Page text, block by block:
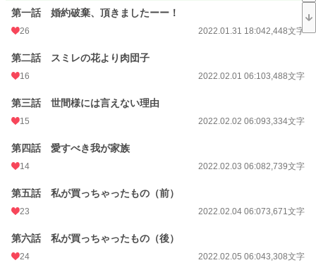
ーーー
R15版完結しました。
完結後、猫の日のSSを一番最後に移動しました。
ケンカップルが書きたい一心で書いています。
小説 30,977 位 / 228,849 件
恋愛
お気に入り 901
文字数 118,153
第一話 婚約破棄、頂きましたーー！
26 2022.01.31 18:042,448文字
第二話 スミレの花より肉団子
16 2022.02.01 06:103,488文字
第三話 世間様には言えない理由
15 2022.02.02 06:093,334文字
第四話 愛すべき我が家族
14 2022.02.03 06:082,739文字
第五話 私が買っちゃったもの（前）
23 2022.02.04 06:073,671文字
第六話 私が買っちゃったもの（後）
24 2022.02.05 06:043,308文字